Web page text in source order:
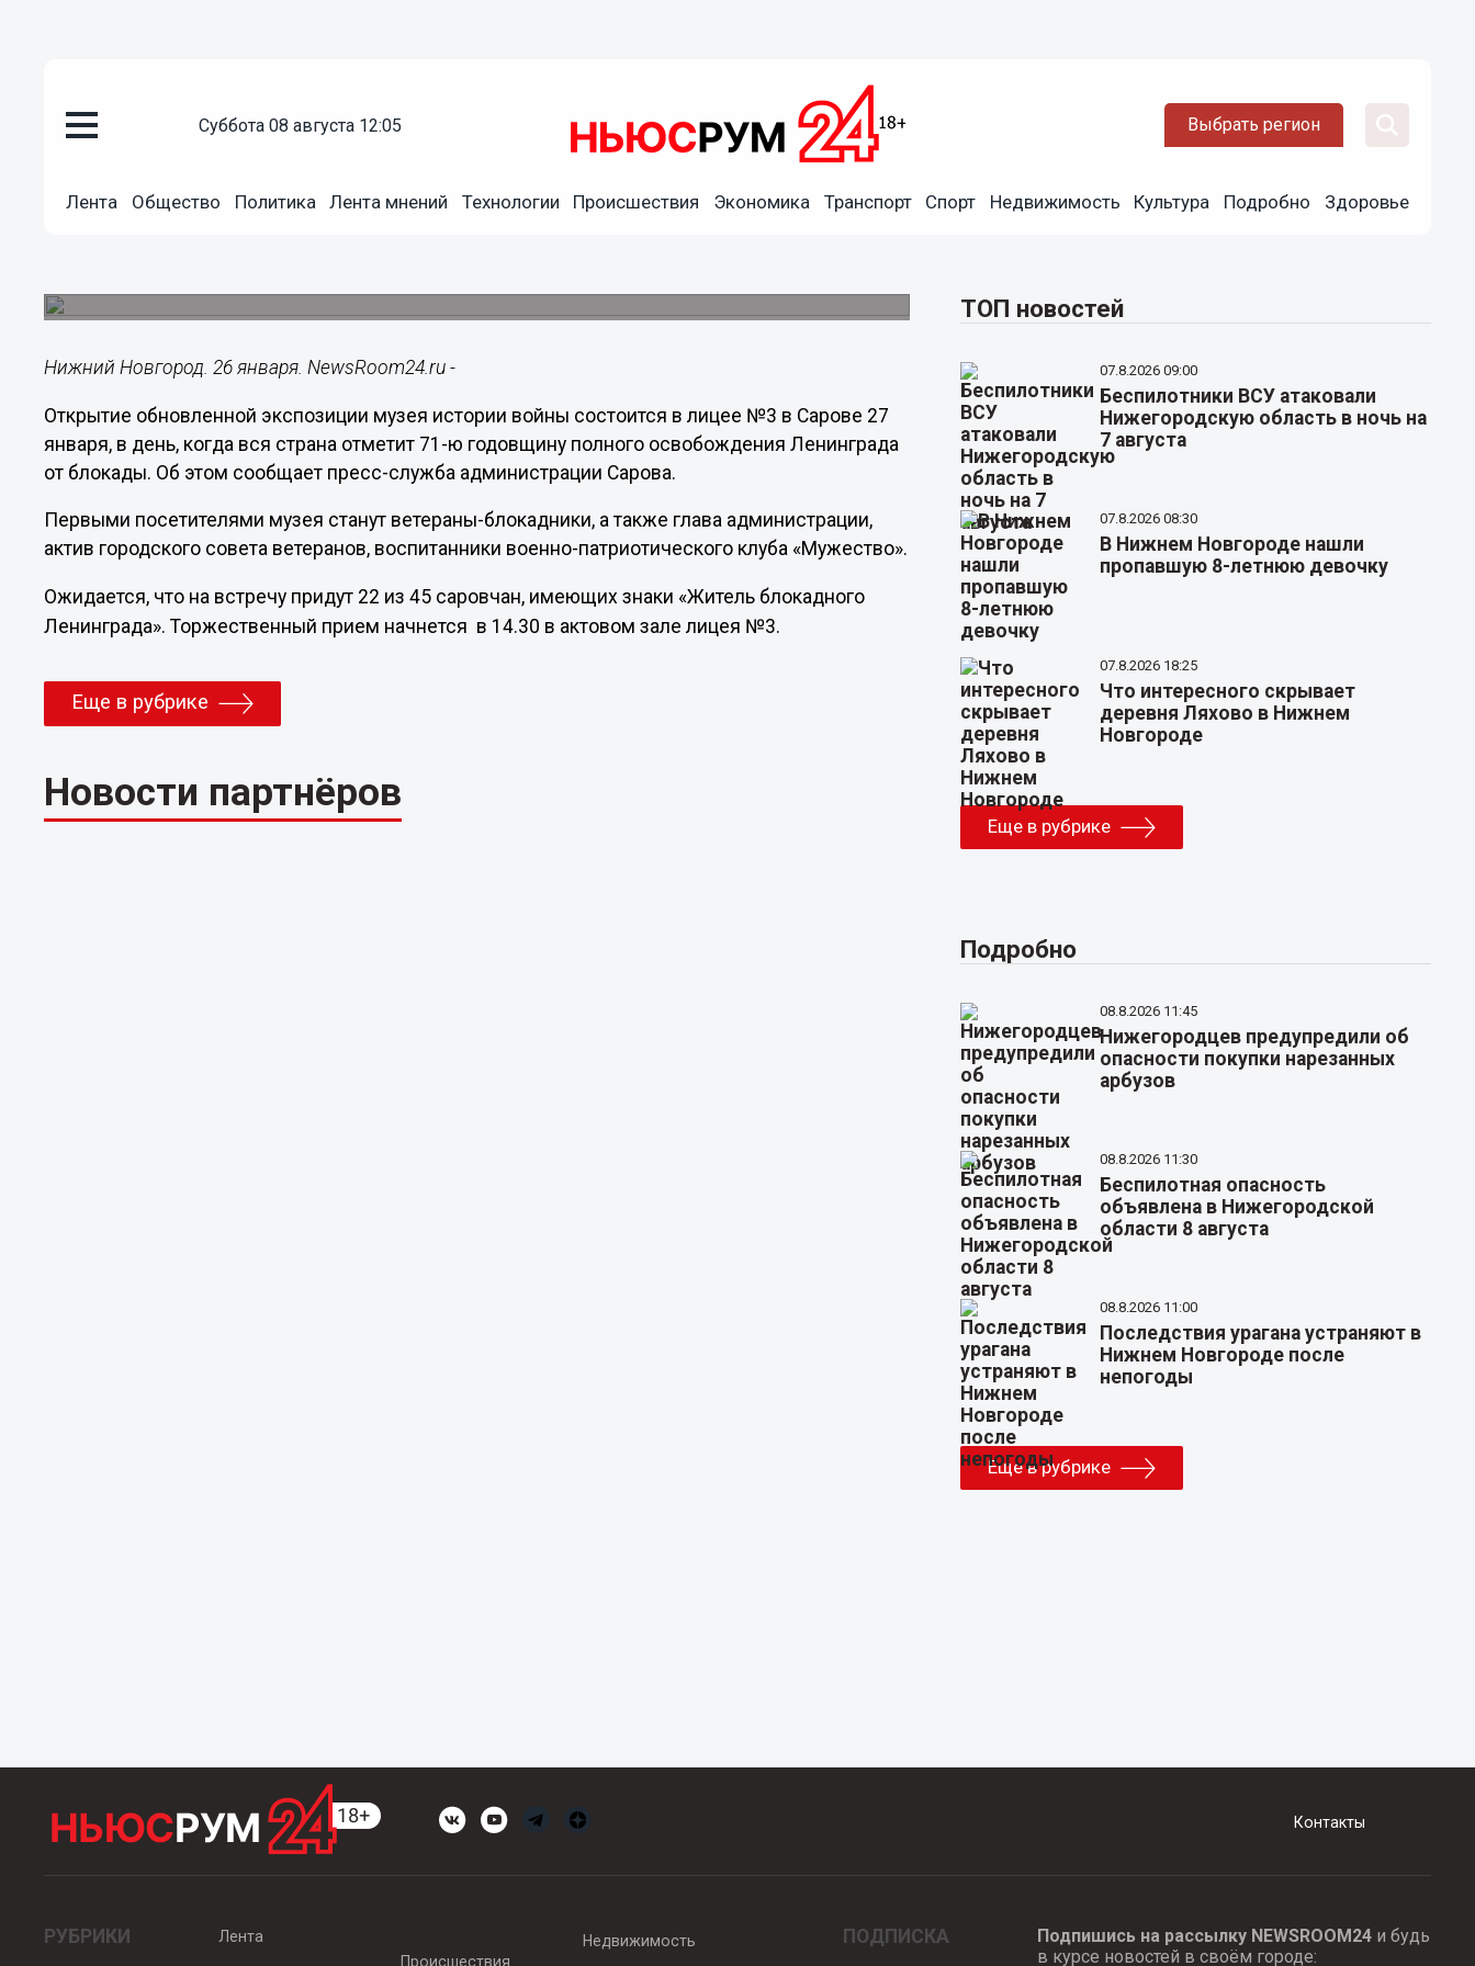
суббота 08 августа 12:05 Выбрать регион
Лента Общество Политика Лента мнений Технологии Происшествия Экономика Транспорт Спорт Недвижимость Культура Подробно Здоровье
Открытие музея состоится в день снятия блокады
Нижний Новгород. 26 января. NewsRoom24.ru -
Открытие обновленной экспозиции музея истории войны состоится в лицее №3 в Сарове 27
января, в день, когда вся страна отметит 71-ю годовщину полного освобождения Ленинграда
от блокады. Об этом сообщает пресс-служба администрации Сарова.
Первыми посетителями музея станут ветераны-блокадники, а также глава администрации,
актив городского совета ветеранов, воспитанники военно-патриотического клуба «Мужество».
Ожидается, что на встречу придут 22 из 45 саровчан, имеющих знаки «Житель блокадного
Ленинграда». Торжественный прием начнется в 14.30 в актовом зале лицея №3.
Еще в рубрике
Новости партнёров
ТОП новостей
07.8.2026 09:00
Беспилотники ВСУ атаковали
Нижегородскую область в ночь на
7 августа
07.8.2026 08:30
В Нижнем Новгороде нашли
пропавшую 8-летнюю девочку
07.8.2026 18:25
Что интересного скрывает
деревня Ляхово в Нижнем
Новгороде
Еще в рубрике
Подробно
08.8.2026 11:45
Нижегородцев предупредили об
опасности покупки нарезанных
арбузов
08.8.2026 11:30
Беспилотная опасность
объявлена в Нижегородской
области 8 августа
08.8.2026 11:00
Последствия урагана устраняют в
Нижнем Новгороде после
непогоды
Еще в рубрике
Контакты
РУБРИКИ
Лента
Происшествия
Недвижимость ПОДПИСКА Подпишись на рассылку NEWSROOM24и будь
в курсе новостей в своём городе: